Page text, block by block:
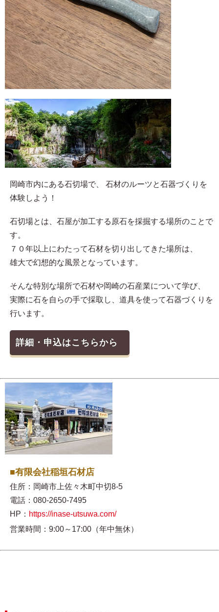
岡崎市内にある石切場で、 石材のルーツと石器づくりを
体験しよう！
石切場とは、石屋が加工する原石を採掘する場所のことで
す。
７０年以上にわたって石材を切り出してきた場所は、
雄大で幻想的な風景となっています。
そんな特別な場所で石材や岡崎の石産業について学び、
実際に石を自らの手で採取し、道具を使って石器づくりを
行います。
詳細・申込はこちらから
■有限会社稲垣石材店
住所：岡崎市上佐々木町中切8-5
電話：080-2650-7495
HP： https://inase-utsuwa.com/
営業時間：9:00～17:00（年中無休）